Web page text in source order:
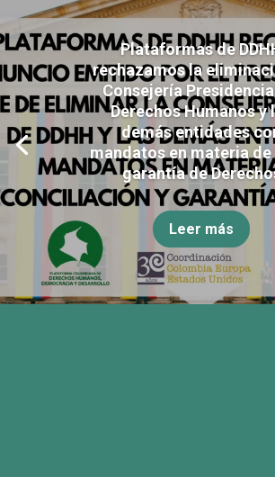
Plataformas de
rechazamos la
Consejería
Derechos Humanos y
demás entidades
mandatos en materia de
garantía de
Leer más